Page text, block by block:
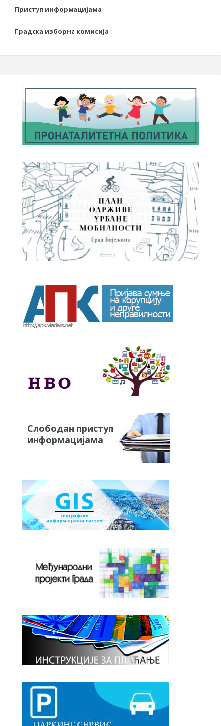
Приступ информацијама
Градска изборна комисија
Слободан приступ
информацијама